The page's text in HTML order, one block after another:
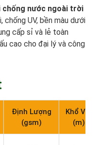
chống nước ngoài trời
UV, bền màu dưới
cấp sỉ và lẻ toàn
cao cho đại lý và công
Định Lượng
(gsm)
Khổ Vải
(m)